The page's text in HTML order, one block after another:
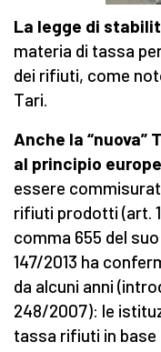
La legge di
materia di tassa
dei rifiuti, come
Tari.
Anche la “nuova”
al principio
essere
rifiuti prodotti (art.
comma 655 del
147/2013 ha
da alcuni anni
248/2007): le
tassa rifiuti in base